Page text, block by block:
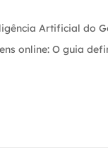
Artificial do
online: O guia